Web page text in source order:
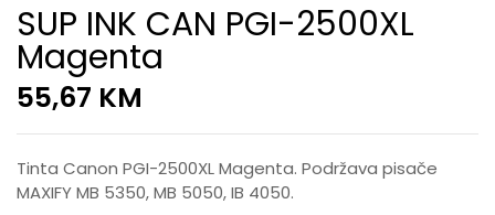
SUP INK CAN PGI-2500XL
Magenta
55,67 KM
Tinta Canon PGI-2500XL Magenta. Podržava pisače
MAXIFY MB 5350, MB 5050, IB 4050.